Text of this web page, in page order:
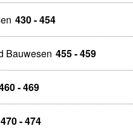
430 - 454
Bauwesen 455 - 459
- 469
470 - 474